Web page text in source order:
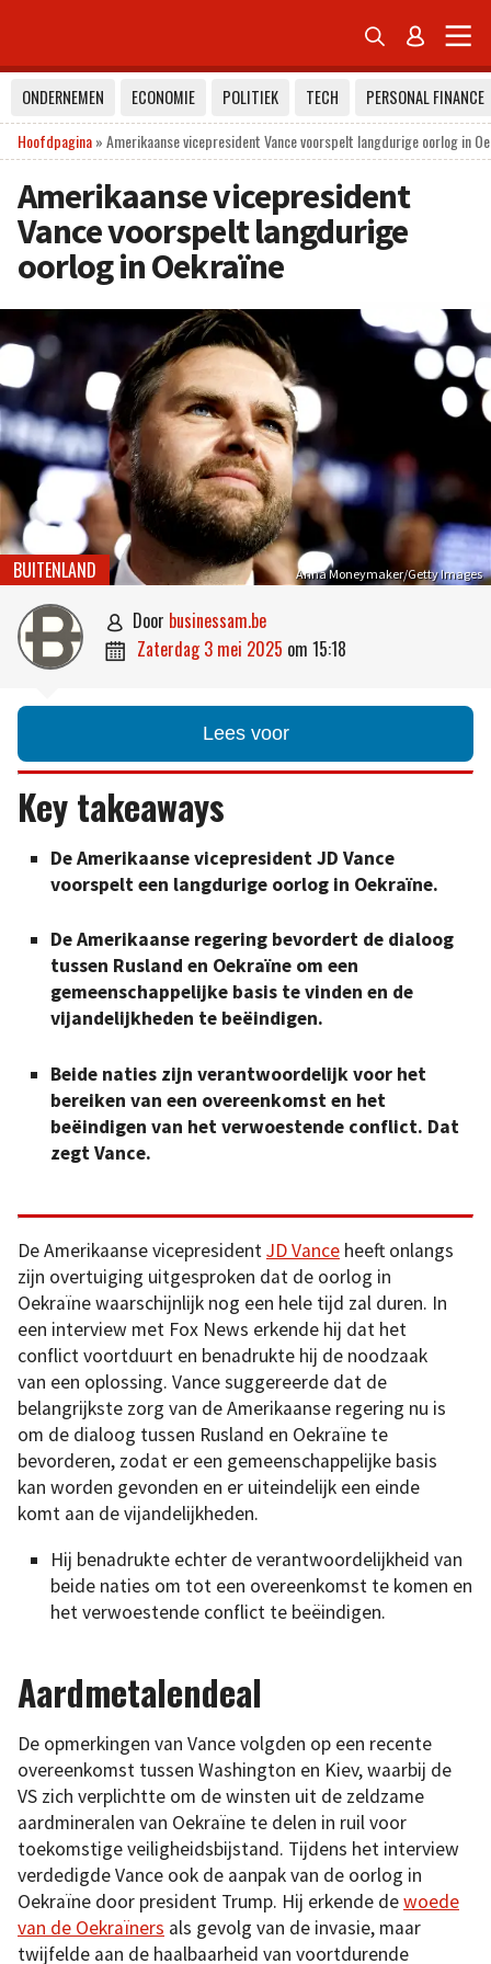
 
ONDERNEMEN ECONOMIE POLITIEK TECH
PERSONAL FINANCE
Hoofdpagina»Amerikaanse vicepresident Vance voorspelt langdurige oorlog in
Amerikaanse vicepresident
Vance voorspelt langdurige
oorlog in Oekraïne
Anna Moneymaker/Getty Images
BUITENLAND
 door businessam.be
 zaterdag 3 mei 2025 om 15:18
Lees voor
Key takeaways
De Amerikaanse vicepresident JD Vance
voorspelt een langdurige oorlog in Oekraïne.
De Amerikaanse regering bevordert de dialoog
tussen Rusland en Oekraïne om een
gemeenschappelijke basis te vinden en de
vijandelijkheden te beëindigen.
Beide naties zijn verantwoordelijk voor het
bereiken van een overeenkomst en het
beëindigen van het verwoestende conflict. Dat
zegt Vance.
De Amerikaanse vicepresidentJD Vance heeft onlangs
zijn overtuiging uitgesproken dat de oorlog in
Oekraïne waarschijnlijk nog een hele tijd zal duren. In
een interview met Fox News erkende hij dat het
conflict voortduurt en benadrukte hij de noodzaak
van een oplossing. Vance suggereerde dat de
belangrijkste zorg van de Amerikaanse regering nu is
om de dialoog tussen Rusland en Oekraïne te
bevorderen, zodat er een gemeenschappelijke basis
kan worden gevonden en er uiteindelijk een einde
komt aan de vijandelijkheden.
Hij benadrukte echter de verantwoordelijkheid van
beide naties om tot een overeenkomst te komen en
het verwoestende conflict te beëindigen.
Aardmetalendeal
De opmerkingen van Vance volgden op een recente
overeenkomst tussen Washington en Kiev, waarbij de
VS zich verplichtte om de winsten uit de zeldzame
aardmineralen van Oekraïne te delen in ruil voor
toekomstige veiligheidsbijstand. Tijdens het interview
verdedigde Vance ook de aanpak van de oorlog in
Oekraïne door president Trump. Hij erkende dewoede
van de Oekraïners als gevolg van de invasie, maar
twijfelde aan de haalbaarheid van voortdurende